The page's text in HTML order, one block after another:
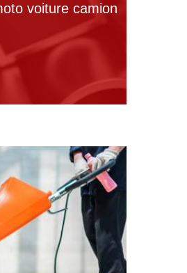
voiture camion